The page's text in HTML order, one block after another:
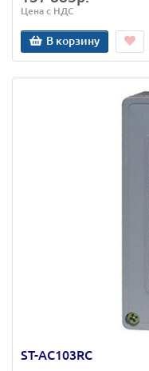
Цена с НДС
В корзину
ST-AC103RC